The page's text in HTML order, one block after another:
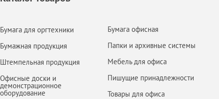
Бумага для оргтехники
Бумажная продукция
Штемпельная продукция
Офисные доски и
демонстрационное
оборудование
Бумага офисная
Папки и архивные системы
Мебель для офиса
Пишущие принадлежности
Товары для офиса